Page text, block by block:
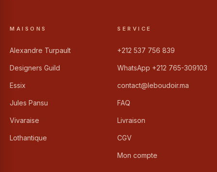
MAISONS
Alexandre Turpault
Designers Guild
Essix
Jules Pansu
Vivaraise
Lothantique
SERVICE
+212 537 756 839
WhatsApp +212 765-309103
contact@leboudoir.ma
FAQ
Livraison
CGV
Mon compte